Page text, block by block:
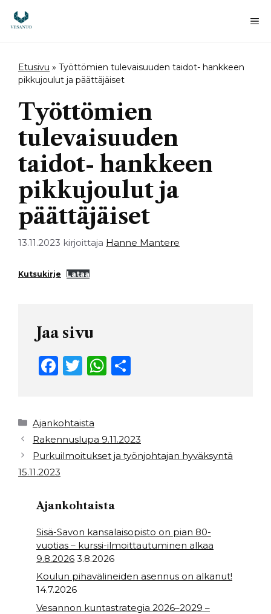
sisältöön
Etusivu » Työttömien tulevaisuuden taidot- hankkeen
pikkujoulut ja päättäjäiset
Työttömien
tulevaisuuden
taidot- hankkeen
pikkujoulut ja
päättäjäiset
13.11.2023 kirjoittaja Hanne Mantere
Kutsukirje Lataa
Jaa sivu
F
e
b
o
o
k
T
t
e
r
W
A
p
Kategoriat
Ajankohtaista
Rakennuslupa 9.11.2023
Purkuilmoitukset ja työnjohtajan hyväksyntä
15.11.2023
Ajankohtaista
Sisä-Savon kansalaisopisto on pian 80-
vuotias – kurssi-ilmoittautuminen alkaa
9.8.2026 3.8.2026
Koulun pihavälineiden asennus on alkanut!
14.7.2026
Vesannon kuntastrategia 2026–2029 –